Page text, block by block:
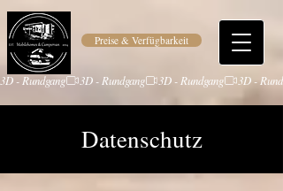
Preise & Verfügbarkeit
3D - Rundgang
Datenschutz